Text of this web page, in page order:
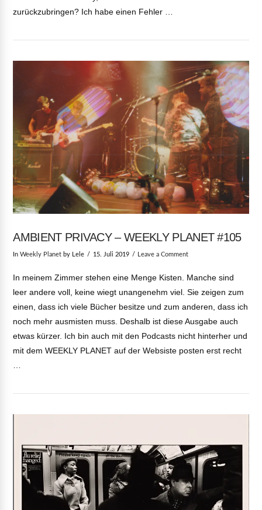
VIEW POST
zurückzubringen? Ich habe einen Fehler …
AMBIENT PRIVACY – WEEKLY PLANET #105
InWeekly Planet by Lele 15. Juli 2019 Leave a Comment
In meinem Zimmer stehen eine Menge Kisten. Manche sind
leer andere voll, keine wiegt unangenehm viel. Sie zeigen zum
einen, dass ich viele Bücher besitze und zum anderen, dass ich
noch mehr ausmisten muss. Deshalb ist diese Ausgabe auch
etwas kürzer. Ich bin auch mit den Podcasts nicht hinterher und
mit dem WEEKLY PLANET auf der Websiste posten erst recht